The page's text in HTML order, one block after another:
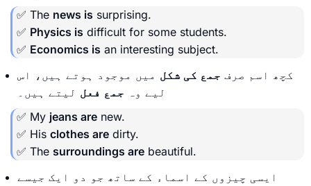
✅ The news is surprising.
✅ Physics is difficult for some students.
✅ Economics is an interesting subject.
کچھ اسم صرف جمع کی شکل میں موجود ہوتے ہیں، اس
لیے وہ جمع فعل لیتے ہیں۔
✅ My jeans are new.
✅ His clothes are dirty.
✅ The surroundings are beautiful.
ایسی چیزوں کے اسماء کے ساتھ جو دو ایک جیسے